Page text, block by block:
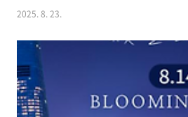
무료로 즐길 수 있다면 믿으시겠어요? 바로
는 페스티벌의 장소, 일정, 프로그램, 신청 방
차1. 남이섬에서 즐기는 특별한 1박 2일 캠핑
로그램 라인업 3. 신청 방법과 일정 4. 페스티
캠핑페스티벌 신청하기1. 남이섬에서 즐기는
2025. 8. 23.